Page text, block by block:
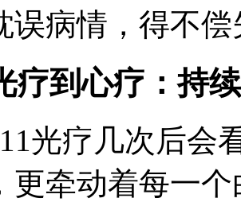
误病情，得不偿
疗到心疗：持
光疗几次后会
更牵动着每一